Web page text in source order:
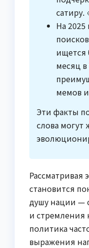
сатиру.
На
ищется
месяц
мемов
Эти факты
слова могут
становится
душу нации —
и стремления
политика
выражения